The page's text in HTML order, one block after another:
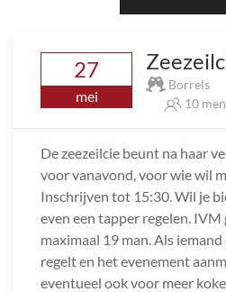
27
mei
Borrels
10
De zeezeilcie beunt na haar
voor vanavond, voor wie wil
Inschrijven tot 15:30. Wil je
even een tapper regelen. IVM
maximaal 19 man. Als
regelt en het evenement
eventueel ook voor meer